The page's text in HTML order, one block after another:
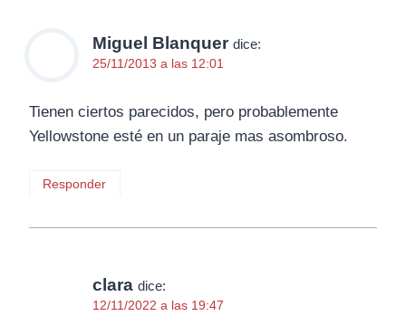
Miguel Blanquer dice:
25/11/2013 a las 12:01
Tienen ciertos parecidos, pero probablemente
Yellowstone esté en un paraje mas asombroso.
Responder
clara dice:
12/11/2022 a las 19:47